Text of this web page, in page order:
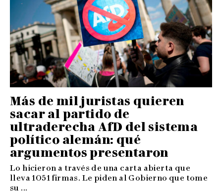
Más de mil juristas quieren
sacar al partido de
ultraderecha AfD del sistema
político alemán: qué
argumentos presentaron
Lo hicieron a través de una carta abierta que
lleva 1051 firmas. Le piden al Gobierno que tome
su ...